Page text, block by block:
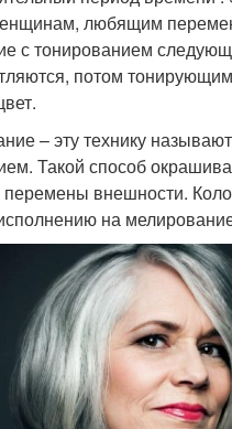
любящим
с тонированием
потом
– эту технику
Такой способ
внешности.
на